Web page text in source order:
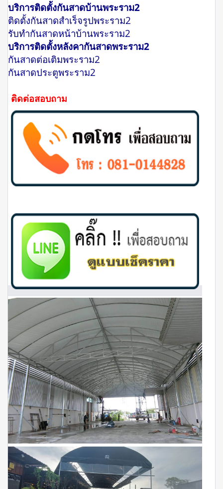
บริการติดตั้งกันสาดบ้านพระราม2
ติดตั้งกันสาดสำเร็จรูปพระราม2
รับทำกันสาดหน้าบ้านพระราม2
บริการติดตั้งหลังคากันสาดพระราม2
กันสาดต่อเติมพระราม2
กันสาดประตูพระราม2
ติดต่อสอบถาม